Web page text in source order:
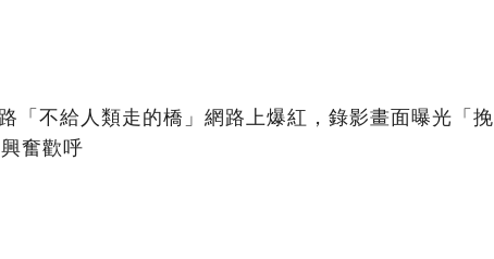
「不給人類走的橋」網路上爆紅，錄影畫面曝光「挽
奮歡呼